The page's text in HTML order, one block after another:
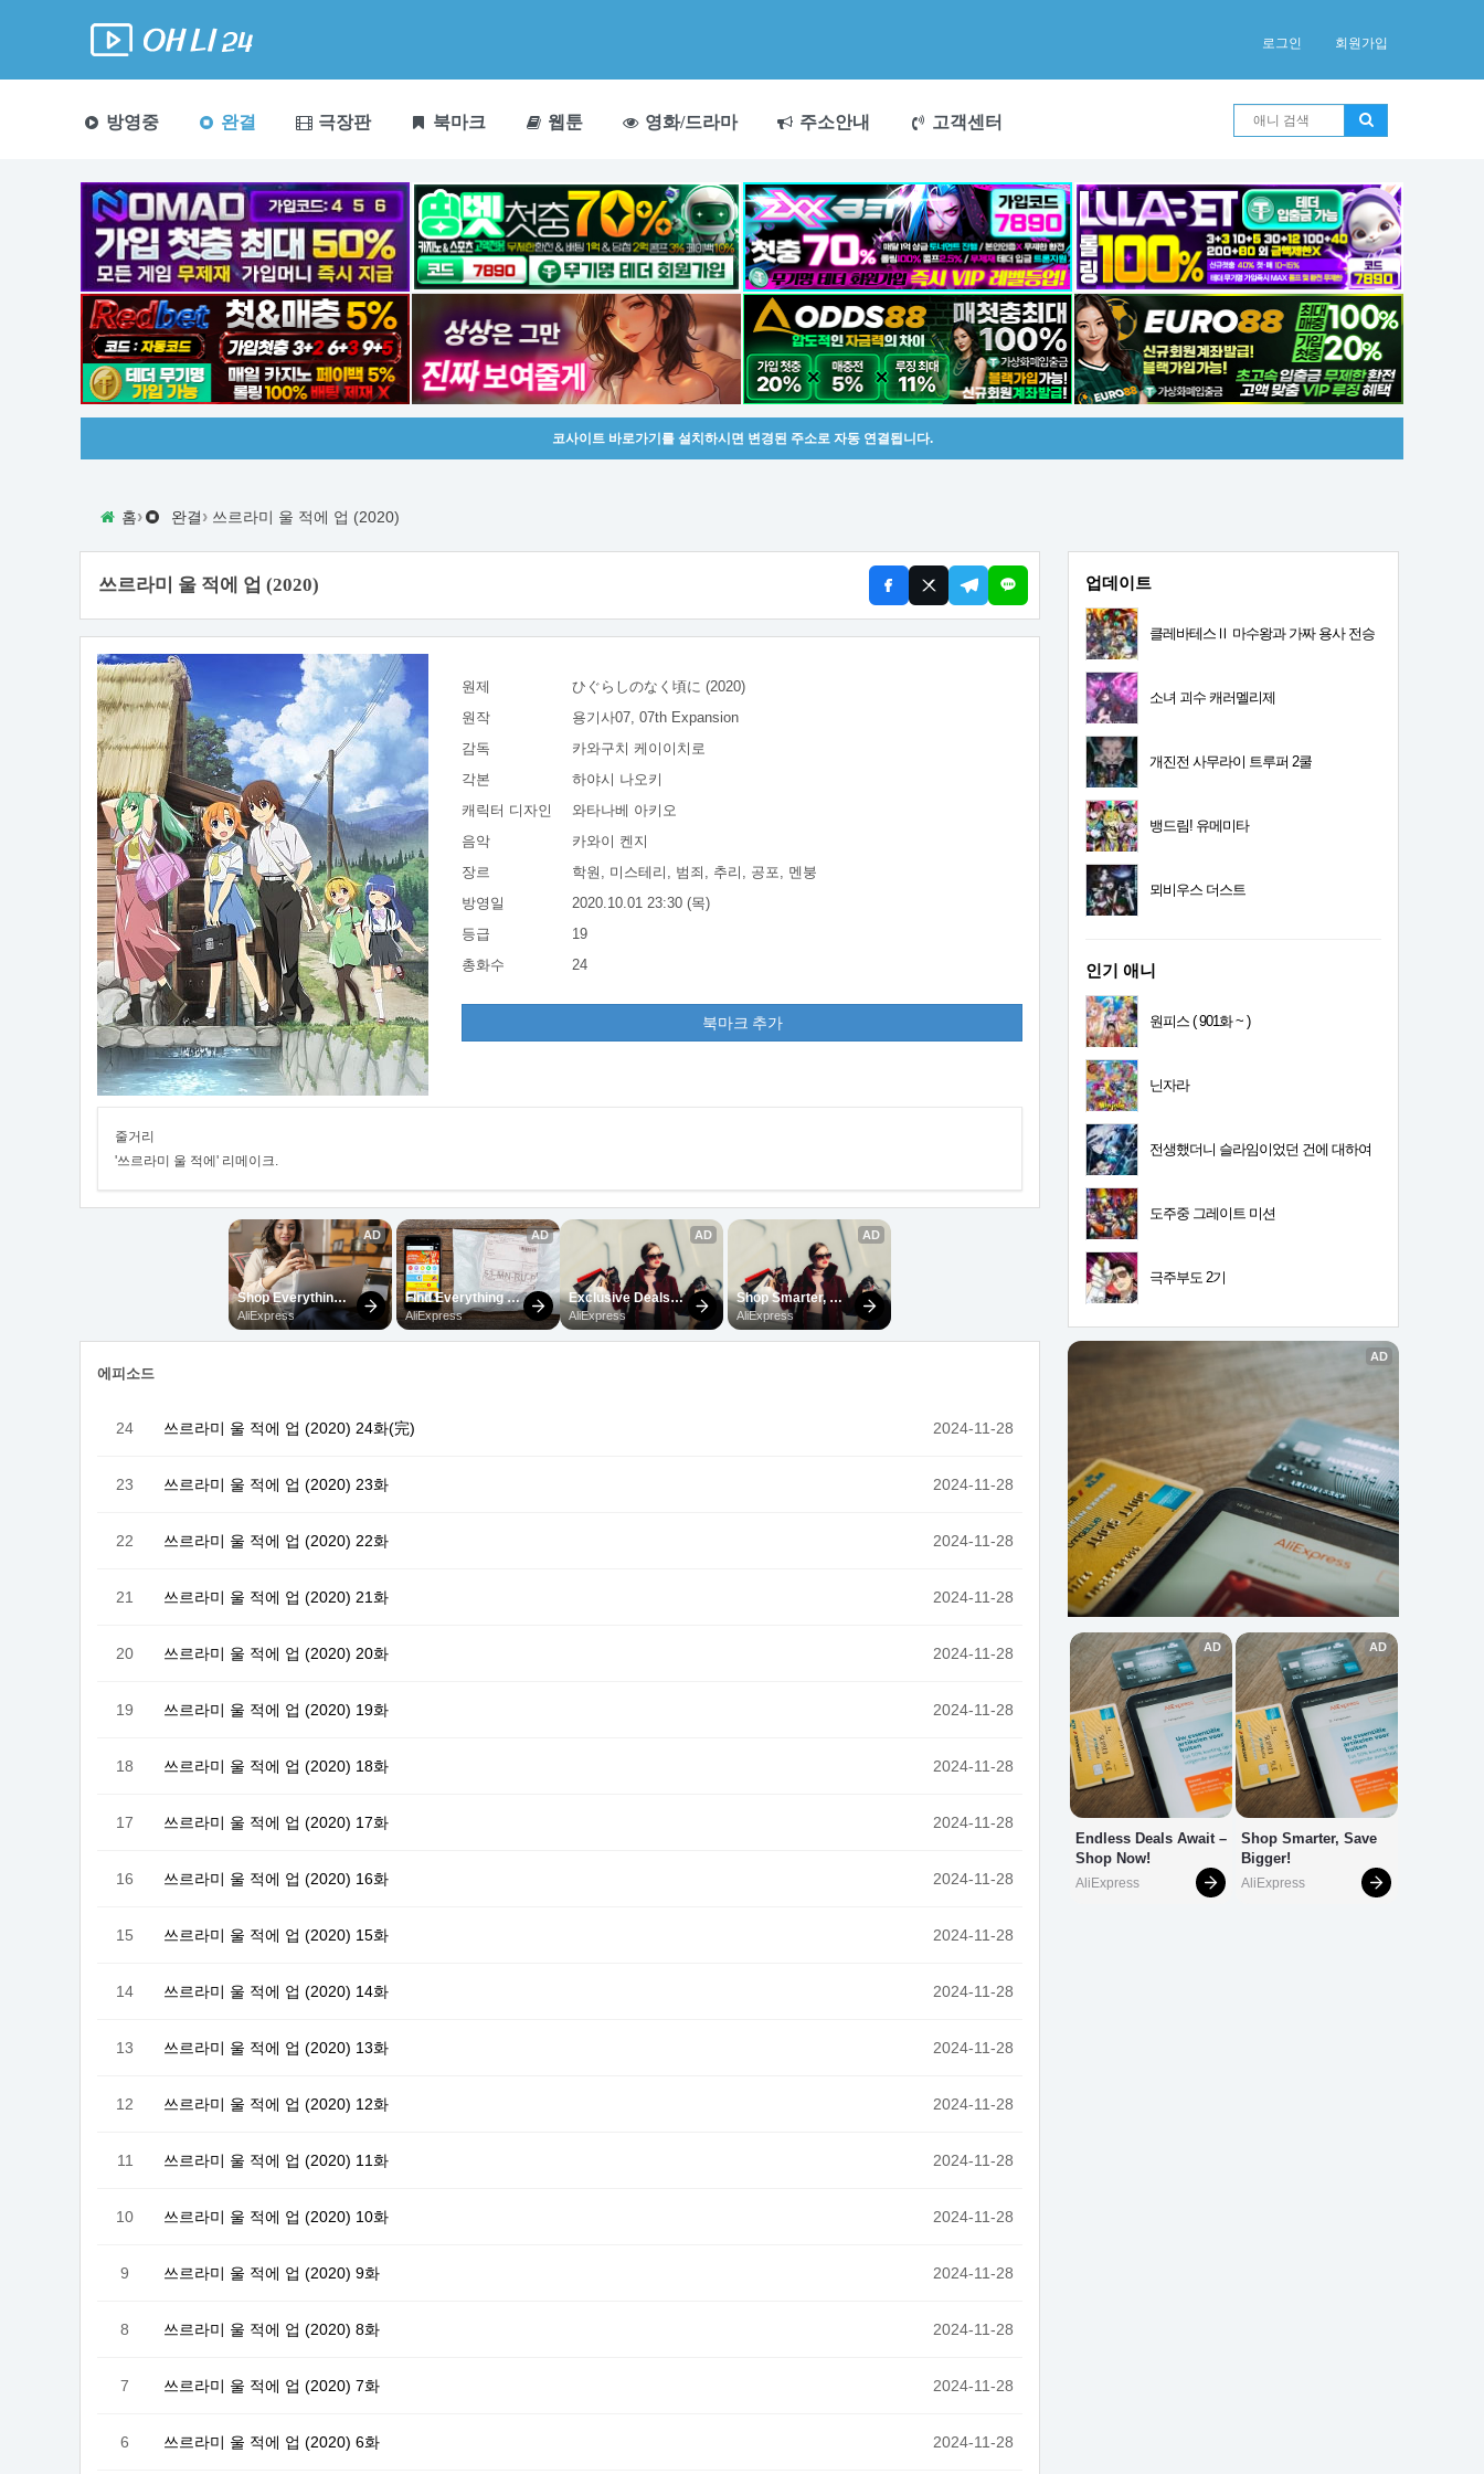
로그인 회원가입
방영중 완결 극장판 북마크 웹툰 영화/드라마 주소안내 고객센터
코사이트 바로가기를 설치하시면 변경된 주소로 자동 연결됩니다.
홈› 완결› 쓰르라미 울 적에 업 (2020)
쓰르라미 울 적에 업 (2020)
원제
ひぐらしのなく頃に (2020)
원작
용기사07, 07th Expansion
감독
카와구치 케이이치로
각본
하야시 나오키
캐릭터 디자인
와타나베 아키오
음악
카와이 켄지
장르
학원, 미스테리, 범죄, 추리, 공포, 멘붕
방영일
2020.10.01 23:30 (목)
등급
19
총화수
24
북마크 추가
줄거리
'쓰르라미 울 적에' 리메이크.
에피소드
24 쓰르라미 울 적에 업 (2020) 24화(完) 2024-11-28
23 쓰르라미 울 적에 업 (2020) 23화 2024-11-28
22 쓰르라미 울 적에 업 (2020) 22화 2024-11-28
21 쓰르라미 울 적에 업 (2020) 21화 2024-11-28
20 쓰르라미 울 적에 업 (2020) 20화 2024-11-28
19 쓰르라미 울 적에 업 (2020) 19화 2024-11-28
18 쓰르라미 울 적에 업 (2020) 18화 2024-11-28
17 쓰르라미 울 적에 업 (2020) 17화 2024-11-28
16 쓰르라미 울 적에 업 (2020) 16화 2024-11-28
15 쓰르라미 울 적에 업 (2020) 15화 2024-11-28
14 쓰르라미 울 적에 업 (2020) 14화 2024-11-28
13 쓰르라미 울 적에 업 (2020) 13화 2024-11-28
12 쓰르라미 울 적에 업 (2020) 12화 2024-11-28
11 쓰르라미 울 적에 업 (2020) 11화 2024-11-28
10 쓰르라미 울 적에 업 (2020) 10화 2024-11-28
9 쓰르라미 울 적에 업 (2020) 9화 2024-11-28
8 쓰르라미 울 적에 업 (2020) 8화 2024-11-28
7 쓰르라미 울 적에 업 (2020) 7화 2024-11-28
6 쓰르라미 울 적에 업 (2020) 6화 2024-11-28
업데이트
클레바테스Ⅱ 마수왕과 가짜 용사 전승
소녀 괴수 캐러멜리제
개진전 사무라이 트루퍼 2쿨
뱅드림! 유메미타
뫼비우스 더스트
인기 애니
원피스 ( 901화 ~ )
닌자라
전생했더니 슬라임이었던 건에 대하여
도주중 그레이트 미션
극주부도 2기